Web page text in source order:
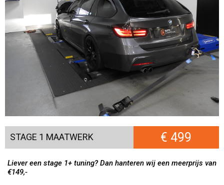
STAGE 1 MAATWERK € 499
Liever een stage 1+ tuning? Dan hanteren wij een meerprijs van
€149,-